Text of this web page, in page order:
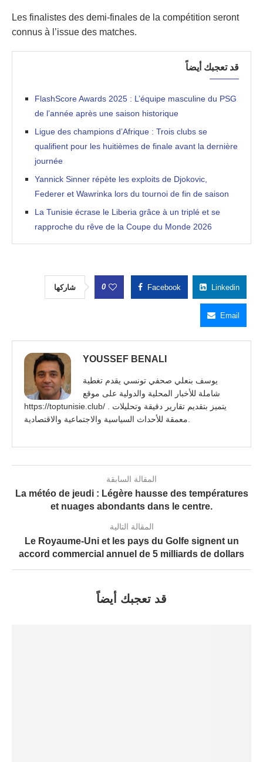
Les finalistes des demi-finales de la compétition seront
connus à l’issue des matches.
قد تعجبك أيضاً
FlashScore Awards 2025 : L’équipe masculine du PSG
de l’année après une saison historique
Ligue des champions d’Afrique : Trois clubs se
qualifient pour les huitièmes de finale avant la dernière
journée
Yannick Sinner répète les exploits de Djokovic,
Federer et Wawrinka lors du tournoi de fin de saison
La Tunisie écrase le Liberia grâce à un triplé et se
rapproche du rêve de la Coupe du Monde 2026
شاركها 0 Facebook Linkedin
Email
YOUSSEF BENALI
يوسف بنعلي صحفي تونسي يقدم تغطية
شاملة للأخبار المحلية والدولية على موقع
https://toptunisie.club/ . يتميز بتقديم تقارير دقيقة وتحليلات
معمقة للأحداث السياسية والاجتماعية والاقتصادية.
المقالة السابقة
La météo de jeudi : Légère hausse des températures
et nuages abondants dans le centre.
المقالة التالية
Le Royaume-Uni et les pays du Golfe signent un
accord commercial annuel de 5 milliards de dollars
قد تعجبك أيضاً